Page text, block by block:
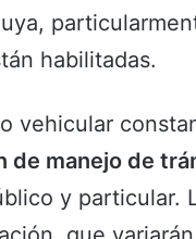
habilitadas.
vehicular
de manejo de
y particular.